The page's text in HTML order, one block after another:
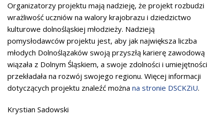
Organizatorzy projektu mają nadzieję, że projekt rozbudzi
wrażliwość uczniów na walory krajobrazu i dziedzictwo
kulturowe dolnośląskiej młodzieży. Nadzieją
pomysłodawców projektu jest, aby jak największa liczba
młodych Dolnoślązaków swoją przyszłą karierę zawodową
wiązała z Dolnym Śląskiem, a swoje zdolności i umiejętności
przekładała na rozwój swojego regionu. Więcej informacji
dotyczących projektu znaleźć można na stronie DSCKZiU.
Krystian Sadowski